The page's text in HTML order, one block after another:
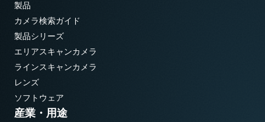
製品
カメラ検索ガイド
製品シリーズ
エリアスキャンカメラ
ラインスキャンカメラ
レンズ
ソフトウェア
産業・用途